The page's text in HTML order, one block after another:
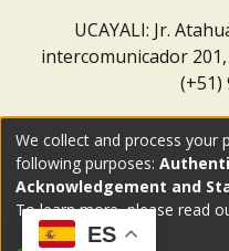
UCAYALI: Jr.
intercomunicador
(+51)
ES
We collect and process
following purposes:
Acknowledgement and
To learn more, please read